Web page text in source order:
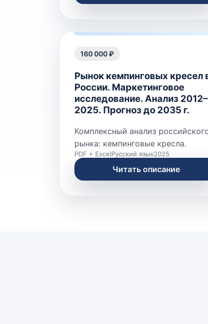
160 000 ₽
Рынок кемпинговых кресел
России. Маркетинговое
исследование. Анализ 2012–
2025. Прогноз до 2035 г.
Комплексный анализ
рынка: кемпинговые кресла.
PDF + ExcelРусский язык2025
Читать описание